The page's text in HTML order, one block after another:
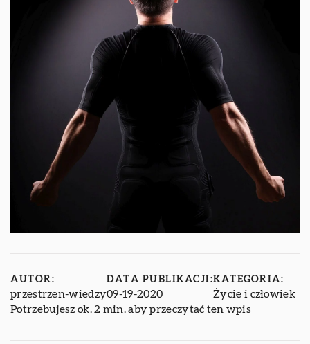
AUTOR:
przestrzen-wiedzy
DATA PUBLIKACJI:
09-19-2020
KATEGORIA:
Życie i człowiek
Potrzebujesz ok. 2 min. aby przeczytać ten wpis